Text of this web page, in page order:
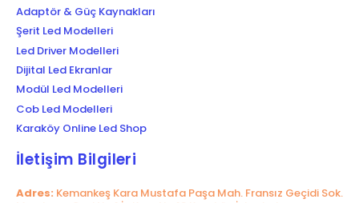
Adaptör & Güç Kaynakları
Şerit Led Modelleri
Led Driver Modelleri
Dijital Led Ekranlar
Modül Led Modelleri
Cob Led Modelleri
Karaköy Online Led Shop
İletişim Bilgileri
Adres: Kemankeş Kara Mustafa Paşa Mah. Fransız Geçidi Sok.